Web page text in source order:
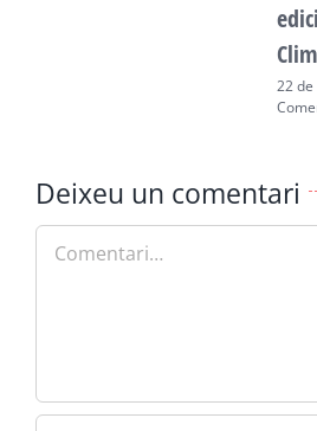
22
Deixeu un comentari